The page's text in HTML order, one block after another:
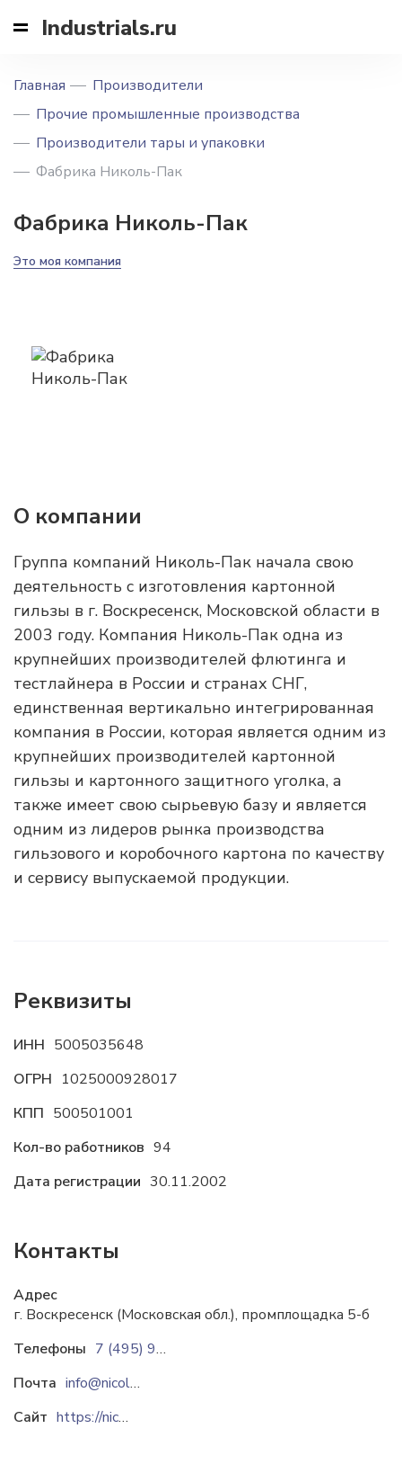
Industrials.ru
Главная
Производители
Прочие промышленные производства
Производители тары и упаковки
Фабрика Николь-Пак
Фабрика Николь-Пак
Это моя компания
О компании
Группа компаний Николь-Пак начала свою
деятельность с изготовления картонной
гильзы в г. Воскресенск, Московской области в
2003 году. Компания Николь-Пак одна из
крупнейших производителей флютинга и
тестлайнера в России и странах СНГ,
единственная вертикально интегрированная
компания в России, которая является одним из
крупнейших производителей картонной
гильзы и картонного защитного уголка, а
также имеет свою сырьевую базу и является
одним из лидеров рынка производства
гильзового и коробочного картона по качеству
и сервису выпускаемой продукции.
Реквизиты
ИНН 5005035648
ОГРН 1025000928017
КПП 500501001
Кол-во работников 94
Дата регистрации 30.11.2002
Контакты
Адрес
г. Воскресенск (Московская обл.), промплощадка 5-б
Телефоны
7 (495) 956-21-96
Почта
info@nicol-pack.ru
Сайт
https://nicol-pack.ru